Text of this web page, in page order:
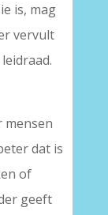
is, mag
vervult
mensen
dat is
of
geeft